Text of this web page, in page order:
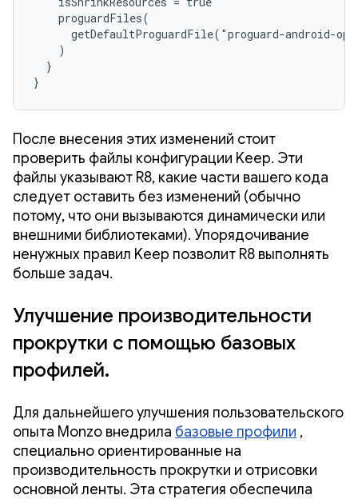
    proguardFiles(
getDefaultProguardFile("proguard-android-
    )
  }
}
После внесения этих изменений стоит
проверить файлы конфигурации Keep. Эти
файлы указывают R8, какие части вашего кода
следует оставить без изменений (обычно
потому, что они вызываются динамически или
внешними библиотеками). Упорядочивание
ненужных правил Keep позволит R8 выполнять
больше задач.
Улучшение производительности
прокрутки с помощью базовых
профилей.
Для дальнейшего улучшения пользовательского
опыта Monzo внедрила базовые профили ,
специально ориентированные на
производительность прокрутки и отрисовки
основной ленты. Эта стратегия обеспечила